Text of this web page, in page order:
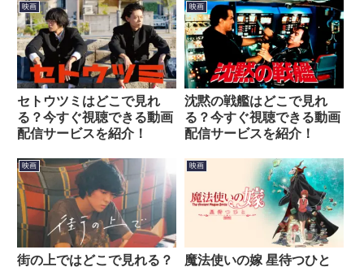
映画
セトウツミはどこで見れ
る？今すぐ視聴できる動画
配信サービスを紹介！
映画
沈黙の戦艦はどこで見れ
る？今すぐ視聴できる動画
配信サービスを紹介！
映画
街の上ではどこで見れる？
映画
魔法使いの嫁 星待つひと